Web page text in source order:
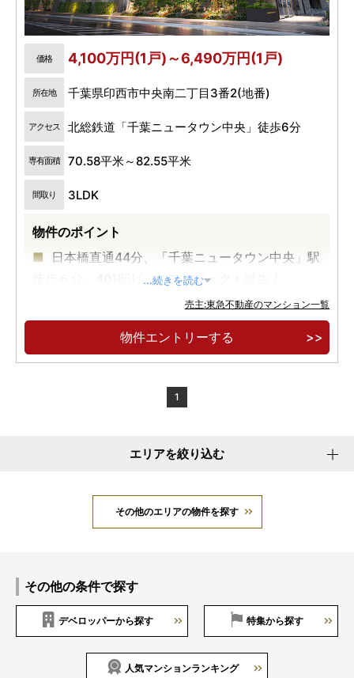
価格 4,100万円(1戸)～6,490万円(1戸)
所在地 千葉県印西市中央南二丁目3番2(地番)
アクセス 北総鉄道「千葉ニュータウン中央」徒歩6分
専有面積 70.58平米～82.55平米
間取り 3LDK
物件のポイント
日本橋直通44分、「千葉ニュータウン中央」駅
徒歩６分。401邸ビックプロジェクト誕生！
駐車場100％完備。フィットネスルーム・サウ
ナ・ワークスペース他、ウェルビーイングな共用
シェ開催他、環境配慮の先進技術やサービス導
...続きを読む
売主:東急不動産のマンション一覧
物件エントリーする
1
エリアを絞り込む
その他のエリアの物件を探す
その他の条件で探す
デベロッパーから探す 特集から探す
人気マンションランキング